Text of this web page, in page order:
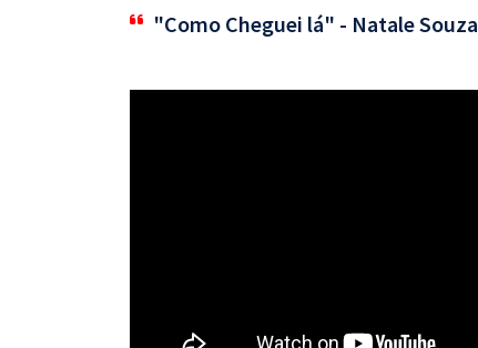
"Como Cheguei lá" - Natale Souza